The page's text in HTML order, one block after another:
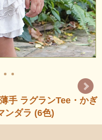
手 ラグランTee・かぎ
ンダラ (6色)